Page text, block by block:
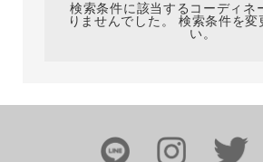
ブランド
検索条件に該当するコーディネ
りませんでした。 検索条件を変
い。